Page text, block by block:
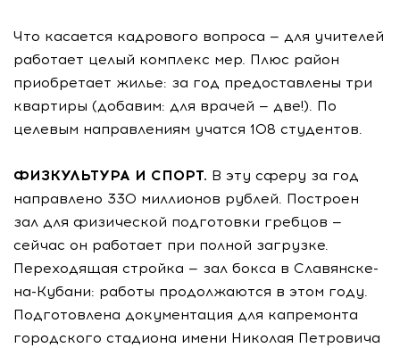
Что касается кадрового вопроса — для учителей
работает целый комплекс мер. Плюс район
приобретает жилье: за год предоставлены три
квартиры (добавим: для врачей — две!). По
целевым направлениям учатся 108 студентов.
ФИЗКУЛЬТУРА И СПОРТ. В эту сферу за год
направлено 330 миллионов рублей. Построен
зал для физической подготовки гребцов —
сейчас он работает при полной загрузке.
Переходящая стройка — зал бокса в Славянске-
на-Кубани: работы продолжаются в этом году.
Подготовлена документация для капремонта
городского стадиона имени Николая Петровича